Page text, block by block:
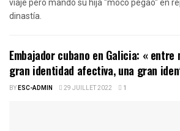
viaje pero mandó su hija "moco pegao" en
dinastía.
Embajador cubano en Galicia: « entre
gran identidad afectiva, una gran
BYESC-ADMIN 29 JUILLET 2022 1